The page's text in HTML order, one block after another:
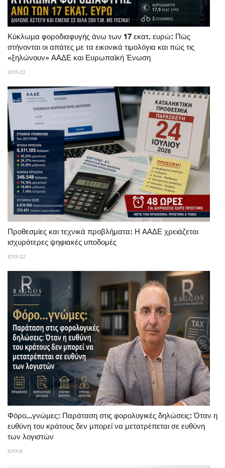
Κύκλωμα φοροδιαφυγής άνω των 17 εκατ. ευρώ: Πώς
στήνονται οι απάτες με τα εικονικά τιμολόγια και πώς τις
«ξηλώνουν» ΑΑΔΕ και Ευρωπαϊκή Ένωση
ΙΟΥΛ 22
Προθεσμίες και τεχνικά προβλήματα: Η ΑΑΔΕ χρειάζεται
ισχυρότερες ψηφιακές υποδομές
ΙΟΥΛ 22
Φόρο...γνώμες: Παράταση στις φορολογικές δηλώσεις: Όταν η
ευθύνη του κράτους δεν μπορεί να μετατρέπεται σε ευθύνη
των λογιστών
ΙΟΥΛ 8